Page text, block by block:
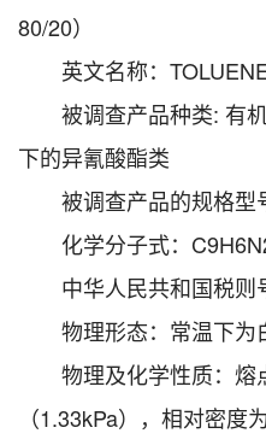
80/20）
英文名称：TOLUENE
被调查产品种类: 有机
下的异氰酸酯类
被调查产品的规格型
化学分子式：
中华人民共和国税则
物理形态：常温下为
物理及化学性质：熔
（1.33kPa），相对密度